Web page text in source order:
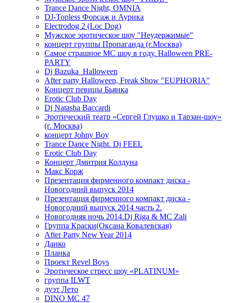
Trance Dance Night, OMNIA
DJ-Topless Форсаж и Аурика
Electrodog 2 (Loc Dog)
Мужское эротическое шоу "Неудержимые"
концерт группы Пропаганда (г.Москва)
Самое страшное МС шоу в году. Halloween PRE-
PARTY
Dj Bazuka_Halloween
After party Halloween, Freak Show "EUPHORIA"
Концерт певицы Бьянка
Erotic Club Day
Dj Natasha Baccardi
Эротический театр «Сергей Глушко и Тарзан-шоу»
(г. Москва)
концерт Johny Boy
Trance Dance Night. Dj FEEL
Erotic Club Day
Концерт Дмитрия Колдуна
Макс Корж
Презентация фирменного компакт диска -
Новогодний выпуск 2014
Презентация фирменного компакт диска -
Новогодний выпуск 2014 часть 2.
Новогодняя ночь 2014.Dj Riga & MC Zali
Группа Краски(Оксана Ковалевская)
After Party New Year 2014
Данко
Планка
Проект Revel Boys
Эротическое стресс шоу «PLATINUM»
группа ILWT
дуэт Лето
DINO MC 47